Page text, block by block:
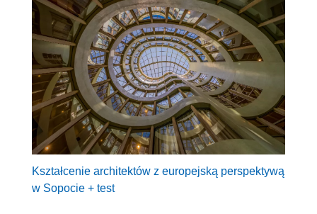
Kształcenie architektów z europejską perspektywą
w Sopocie + test